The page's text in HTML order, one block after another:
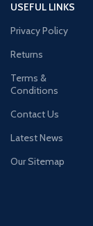
USEFUL LINKS
Privacy Policy
Returns
Terms &
Conditions
Contact Us
Latest News
Our Sitemap